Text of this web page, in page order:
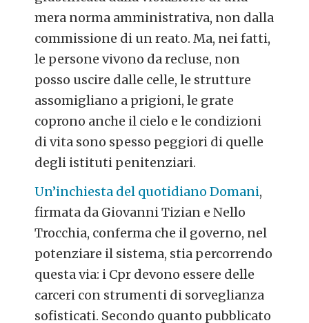
mera norma amministrativa, non dalla
commissione di un reato. Ma, nei fatti,
le persone vivono da recluse, non
posso uscire dalle celle, le strutture
assomigliano a prigioni, le grate
coprono anche il cielo e le condizioni
di vita sono spesso peggiori di quelle
degli istituti penitenziari.
Un’inchiesta del quotidiano Domani,
firmata da Giovanni Tizian e Nello
Trocchia, conferma che il governo, nel
potenziare il sistema, stia percorrendo
questa via: i Cpr devono essere delle
carceri con strumenti di sorveglianza
sofisticati. Secondo quanto pubblicato